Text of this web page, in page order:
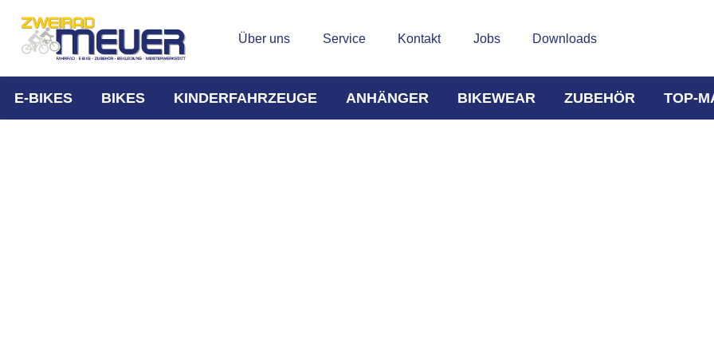
Über uns Service Kontakt Jobs Downloads
E-BIKES BIKES KINDERFAHRZEUGE ANHÄNGER BIKEWEAR ZUBEHÖR TOP-